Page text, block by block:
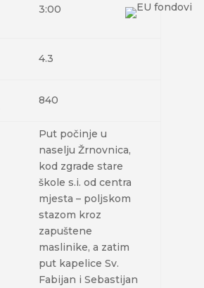
3:00
4.3
840
Put počinje u
naselju Žrnovnica,
kod zgrade stare
škole s.i. od centra
mjesta – poljskom
stazom kroz
zapuštene
maslinike, a zatim
put kapelice Sv.
Fabijan i Sebastijan